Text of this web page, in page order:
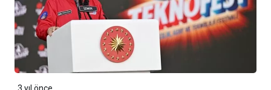
3 yıl önce